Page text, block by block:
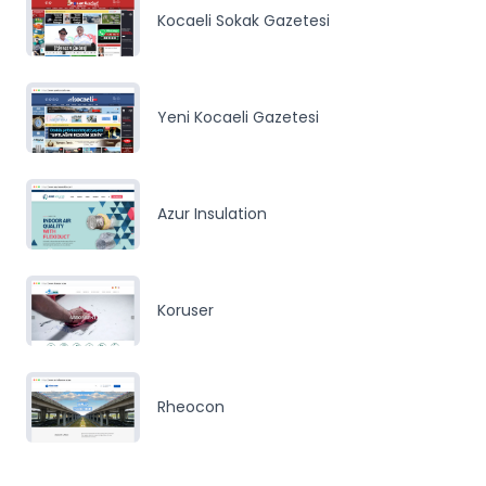
Kocaeli Sokak Gazetesi
Yeni Kocaeli Gazetesi
Azur Insulation
Koruser
Rheocon